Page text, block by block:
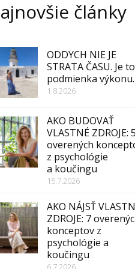
články
ODDYCH NIE JE
STRATA ČASU. Je to
podmienka výkonu.
1.8.2026
AKO BUDOVAŤ
VLASTNÉ ZDROJE: 5
overených
z psychológie
a koučingu
15.7.2026
AKO NÁJSŤ
ZDROJE: 7
konceptov z
psychológie a
koučingu
6.7.2026